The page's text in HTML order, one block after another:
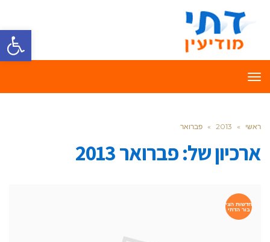
פתח
תפריט
ראשי »
2013
» פברואר
ארכיון של:פברואר 2013
חדשות הצי
בור הדתי